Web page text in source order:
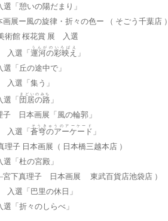
「憩いの陽だまり」
展ー風の旋律・折々の色ー （ そごう千葉店 ）
術館 桜花賞 展 入選
入選「 運河の彩映え
うんがのいろばえ
」
「丘の途中で」
入選「集う」
「 団居の路
まどいのみち
」
日本画展「風の輪郭」
入選「 蒼穹のアーケード
そうきゅうのアーケード
」
理子 日本画展（ 日本橋三越本店 ）
「 杜の宮殿 」
下真理子 日本画展 東武百貨店池袋店 ）
入選「巴里の休日」
「折々のしらべ」